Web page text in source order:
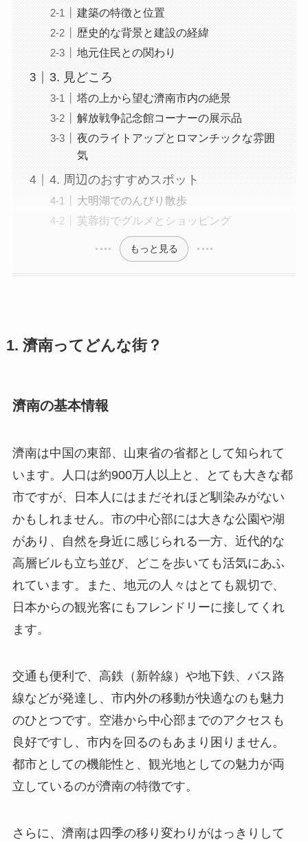
建築の特徴と位置
歴史的な背景と建設の経緯
地元住民との関わり
3. 見どころ
塔の上から望む濟南市内の絶景
解放戦争記念館コーナーの展示品
夜のライトアップとロマンチックな雰囲
気
4. 周辺のおすすめスポット
大明湖でのんびり散歩
芙蓉街でグルメとショッピング
もっと見る
1. 濟南ってどんな街？
濟南の基本情報
濟南は中国の東部、山東省の省都として知られて
います。人口は約900万人以上と、とても大きな都
市ですが、日本人にはまだそれほど馴染みがない
かもしれません。市の中心部には大きな公園や湖
があり、自然を身近に感じられる一方、近代的な
高層ビルも立ち並び、どこを歩いても活気にあふ
れています。また、地元の人々はとても親切で、
日本からの観光客にもフレンドリーに接してくれ
ます。
交通も便利で、高鉄（新幹線）や地下鉄、バス路
線などが発達し、市内外の移動が快適なのも魅力
のひとつです。空港から中心部までのアクセスも
良好ですし、市内を回るのもあまり困りません。
都市としての機能性と、観光地としての魅力が両
立しているのが濟南の特徴です。
さらに、濟南は四季の移り変わりがはっきりして